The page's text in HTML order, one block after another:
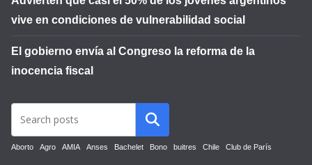
vive en condiciones de vulnerabilidad social
El gobierno envía al Congreso la reforma de la
inocencia fiscal
Aborto Agro AMIA Anses Bachelet Bono buitres Chile Club de París